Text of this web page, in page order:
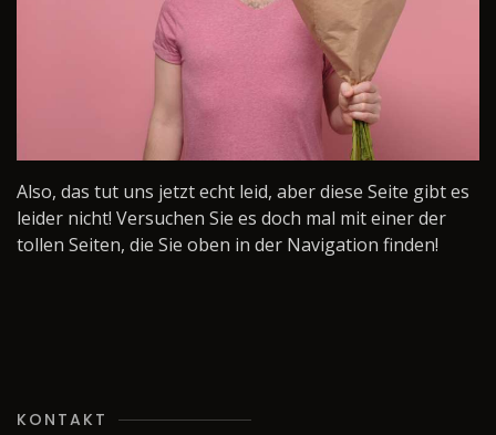
Also, das tut uns jetzt echt leid, aber diese Seite gibt es
leider nicht! Versuchen Sie es doch mal mit einer der
tollen Seiten, die Sie oben in der Navigation finden!
KONTAKT